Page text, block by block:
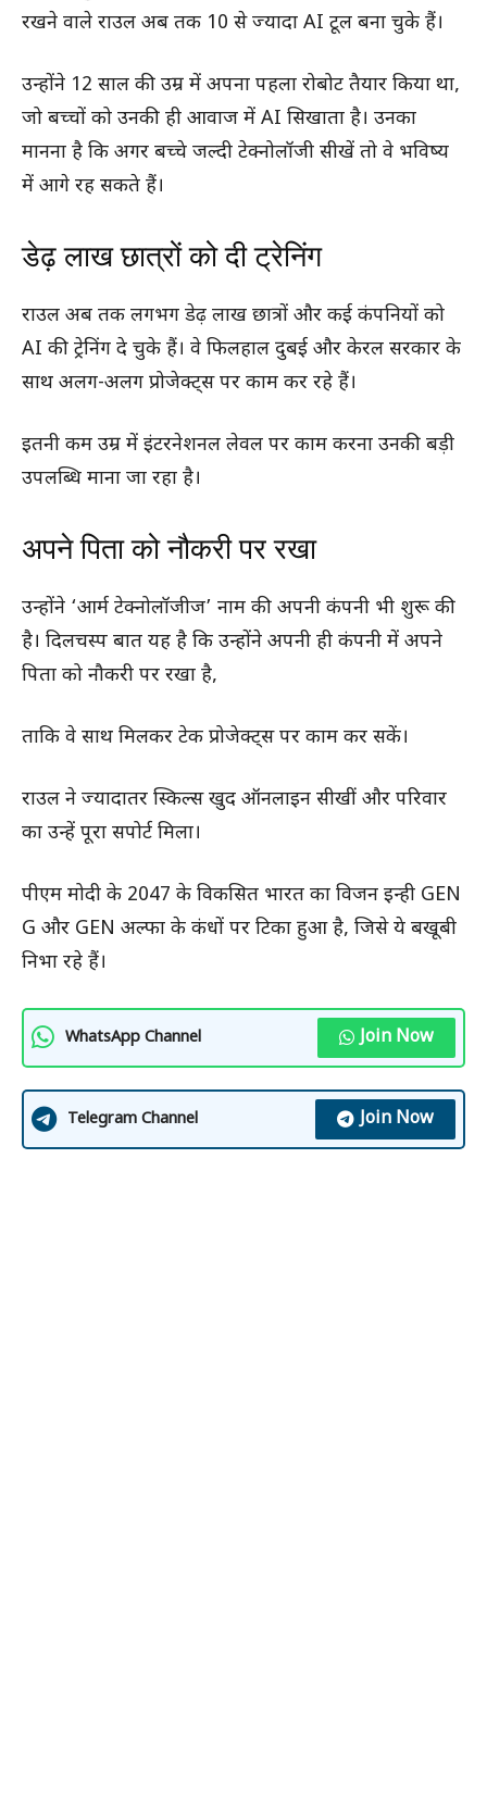
रखने वाले राउल अब तक 10 से ज्यादा AI टूल बना चुके हैं।
उन्होंने 12 साल की उम्र में अपना पहला रोबोट तैयार किया था,
जो बच्चों को उनकी ही आवाज में AI सिखाता है। उनका
मानना है कि अगर बच्चे जल्दी टेक्नोलॉजी सीखें तो वे भविष्य
में आगे रह सकते हैं।
डेढ़ लाख छात्रों को दी ट्रेनिंग
राउल अब तक लगभग डेढ़ लाख छात्रों और कई कंपनियों को
AI की ट्रेनिंग दे चुके हैं। वे फिलहाल दुबई और केरल सरकार के
साथ अलग-अलग प्रोजेक्ट्स पर काम कर रहे हैं।
इतनी कम उम्र में इंटरनेशनल लेवल पर काम करना उनकी बड़ी
उपलब्धि माना जा रहा है।
अपने पिता को नौकरी पर रखा
उन्होंने ‘आर्म टेक्नोलॉजीज’ नाम की अपनी कंपनी भी शुरू की
है। दिलचस्प बात यह है कि उन्होंने अपनी ही कंपनी में अपने
पिता को नौकरी पर रखा है,
ताकि वे साथ मिलकर टेक प्रोजेक्ट्स पर काम कर सकें।
राउल ने ज्यादातर स्किल्स खुद ऑनलाइन सीखीं और परिवार
का उन्हें पूरा सपोर्ट मिला।
पीएम मोदी के 2047 के विकसित भारत का विजन इन्ही GEN
G और GEN अल्फा के कंधों पर टिका हुआ है, जिसे ये बखूबी
निभा रहे हैं।
WhatsApp Channel Join Now
Telegram Channel Join Now